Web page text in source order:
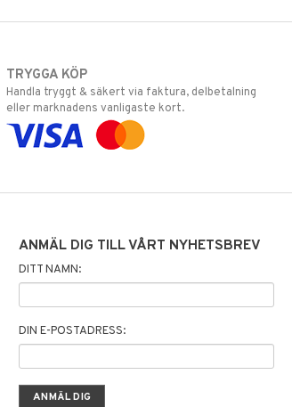
TRYGGA KÖP
Handla tryggt & säkert via faktura, delbetalning
eller marknadens vanligaste kort.
ANMÄL DIG TILL VÅRT NYHETSBREV
DITT NAMN:
DIN E-POSTADRESS: